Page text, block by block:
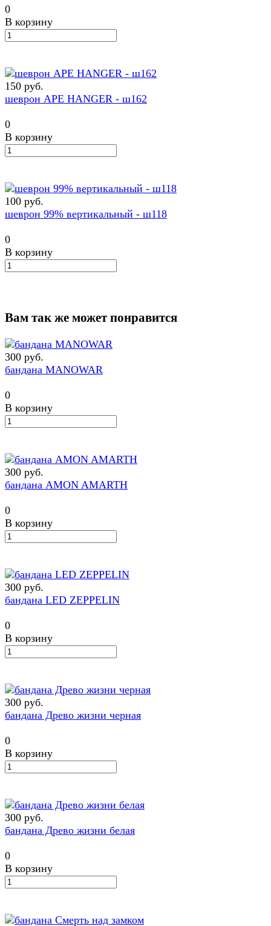
0
В корзину
150 руб.
шеврон APE HANGER - ш162
0
В корзину
100 руб.
шеврон 99% вертикальный - ш118
0
В корзину
Вам так же может понравится
300 руб.
бандана MANOWAR
0
В корзину
300 руб.
бандана AMON AMARTH
0
В корзину
300 руб.
бандана LED ZEPPELIN
0
В корзину
300 руб.
бандана Древо жизни черная
0
В корзину
300 руб.
бандана Древо жизни белая
0
В корзину